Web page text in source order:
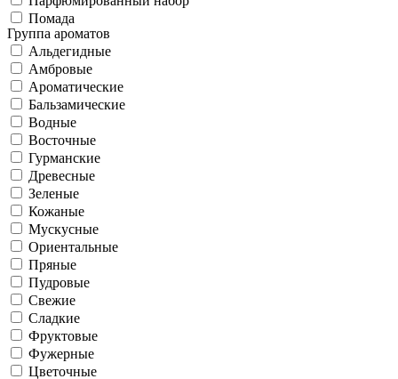
Помада
Группа ароматов
Альдегидные
Амбровые
Ароматические
Бальзамические
Водные
Восточные
Гурманские
Древесные
Зеленые
Кожаные
Мускусные
Ориентальные
Пряные
Пудровые
Свежие
Сладкие
Фруктовые
Фужерные
Цветочные